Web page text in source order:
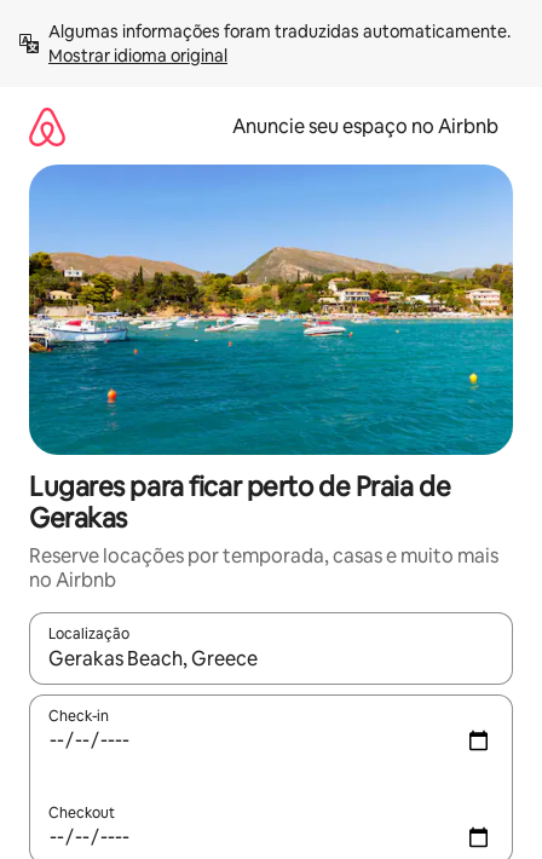
para
Mostrar idioma original
Anuncie seu espaço no Airbnb
Lugares para ficar perto de Praia de
Gerakas
Reserve locações por temporada, casas e muito mais
no Airbnb
Localização
Quando os resultados estiverem disponíveis, explore-os
Check-in
Checkout